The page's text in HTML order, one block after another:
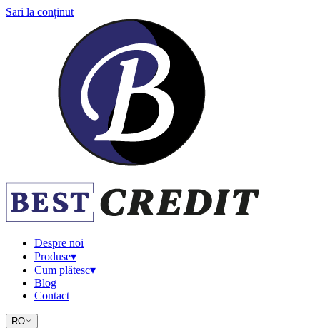
Sari la conținut
Despre noi
Produse▾
Cum plătesc▾
Blog
Contact
RO